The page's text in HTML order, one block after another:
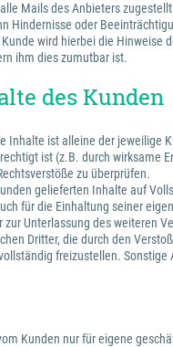
Mails des Anbieters
Hindernisse oder
wird hierbei die
ihm dies zumutbar ist.
des Kunden
ist alleine der
ist (z.B. durch wirksame
zu überprüfen.
gelieferten Inhalte auf
für die Einhaltung seiner
Unterlassung des weiteren
Dritter, die durch den
freizustellen.
Kunden nur für eigene